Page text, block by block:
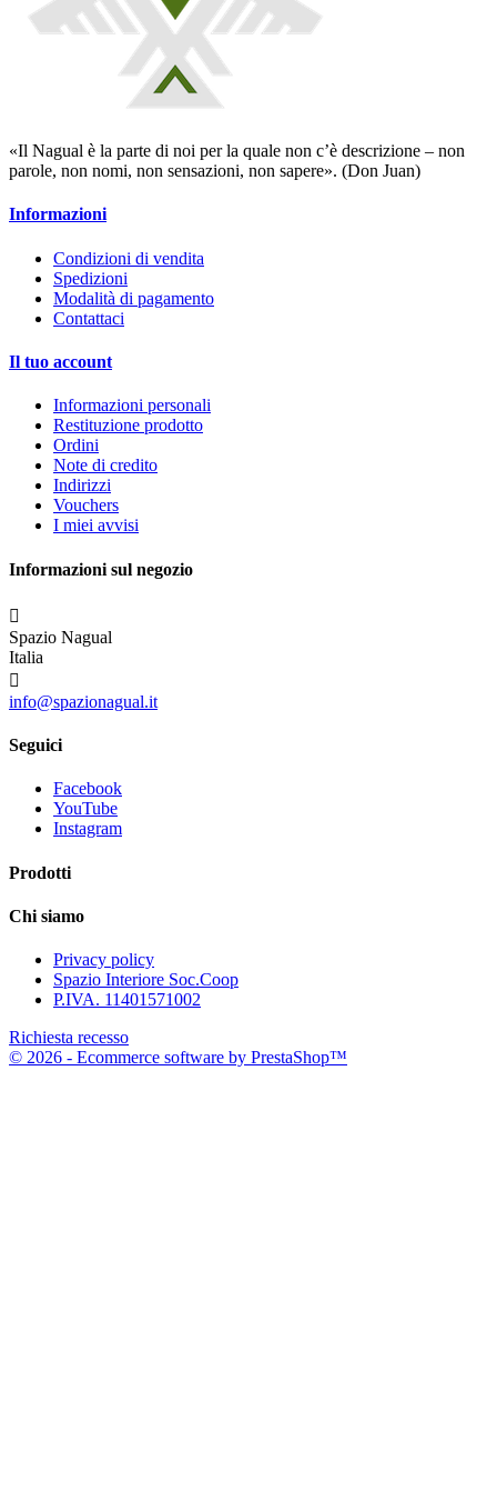
«Il Nagual è la parte di noi per la quale non c’è descrizione – non
parole, non nomi, non sensazioni, non sapere». (Don Juan)
Informazioni
Condizioni di vendita
Spedizioni
Modalità di pagamento
Contattaci
Il tuo account
Informazioni personali
Restituzione prodotto
Ordini
Note di credito
Indirizzi
Vouchers
I miei avvisi
Informazioni sul negozio

Spazio Nagual
Italia

info@spazionagual.it
Seguici
Facebook
YouTube
Instagram
Prodotti
Chi siamo
Privacy policy
Spazio Interiore Soc.Coop
P.IVA. 11401571002
Richiesta recesso
© 2026 - Ecommerce software by PrestaShop™